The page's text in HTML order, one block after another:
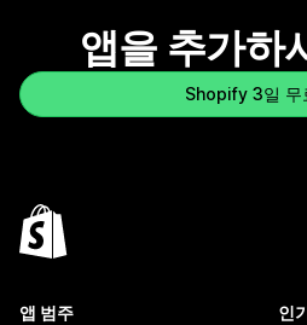
앱을 추가하
Shopify 3일 무
앱 범주 인